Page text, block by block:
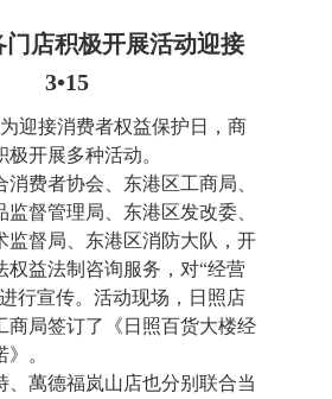
门店积极开展活动迎接
3•15
迎接消费者权益保护日，商
开展多种活动。
消费者协会、东港区工商局、
监督管理局、东港区发改委、
监督局、东港区消防大队，开
权益法制咨询服务，对“经营
行宣传。活动现场，日照店
商局签订了《日照百货大楼经
。
、萬德福岚山店也分别联合当